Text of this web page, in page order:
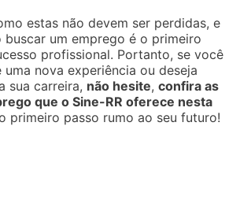
estas não devem ser perdidas, e
um emprego é o primeiro
profissional. Portanto, se você
nova experiência ou deseja
sua carreira, não hesite,confira as
que o Sine-RR oferece nesta
primeiro passo rumo ao seu futuro!